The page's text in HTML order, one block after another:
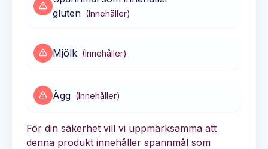
gluten (Innehåller)
Mjölk (Innehåller)
Ägg (Innehåller)
För din säkerhet vill vi uppmärksamma att
denna produkt innehåller spannmål som